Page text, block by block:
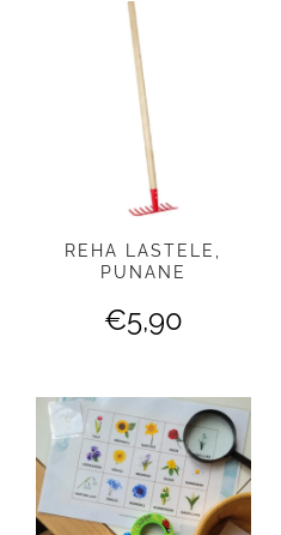
REHA LASTELE,
PUNANE
€5,90